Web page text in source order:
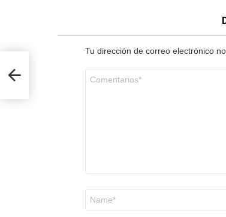
Tu dirección de correo electrónico